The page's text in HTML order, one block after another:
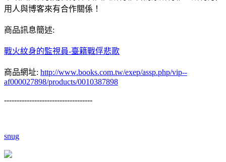
用人與博客來有合作關係！
商品訊息簡述:
戰火紋身的監視員-臺籍戰俘悲歌
商品網址: http://www.books.com.tw/exep/assp.php/vip--
af000027898/products/0010387898
-----------------------------------
snug